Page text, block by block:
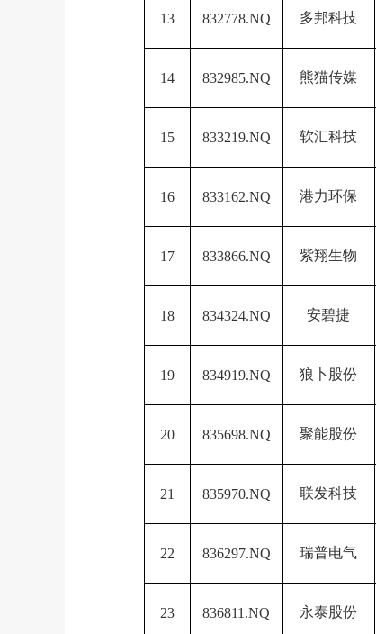
13 832778.NQ 多邦科技
14 832985.NQ 熊猫传媒
15 833219.NQ 软汇科技
16 833162.NQ 港力环保
17 833866.NQ 紫翔生物
18 834324.NQ 安碧捷
19 834919.NQ 狼卜股份
20 835698.NQ 聚能股份
21 835970.NQ 联发科技
22 836297.NQ 瑞普电气
23 836811.NQ 永泰股份